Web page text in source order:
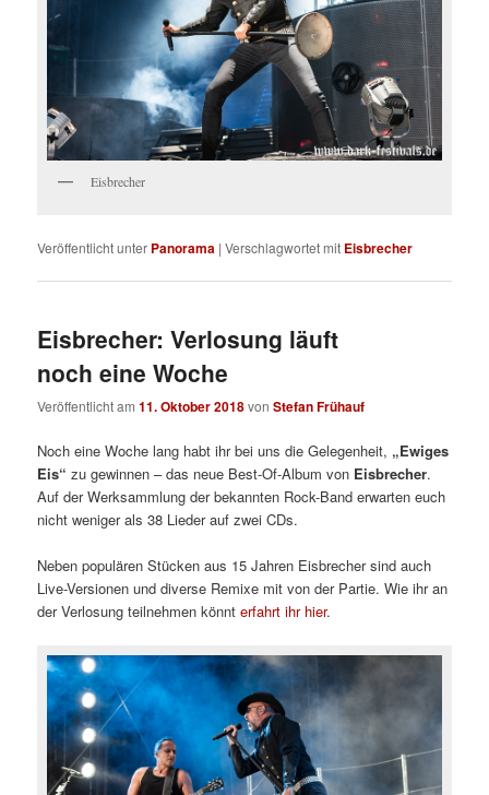
Eisbrecher
Veröffentlicht unter Panorama |Verschlagwortet mit Eisbrecher
Eisbrecher: Verlosung läuft
noch eine Woche
Veröffentlicht am11. Oktober 2018vonStefan Frühauf
Noch eine Woche lang habt ihr bei uns die Gelegenheit, „Ewiges
Eis“ zu gewinnen – das neue Best-Of-Album von Eisbrecher.
Auf der Werksammlung der bekannten Rock-Band erwarten euch
nicht weniger als 38 Lieder auf zwei CDs.
Neben populären Stücken aus 15 Jahren Eisbrecher sind auch
Live-Versionen und diverse Remixe mit von der Partie. Wie ihr an
der Verlosung teilnehmen könnterfahrt ihr hier.